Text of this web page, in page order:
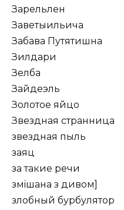
Зарельлен
Заветыильича
Забава Путятишна
Зилдари
Зелба
Зайдеэль
Золотое яйцо
Звездная странница
звездная пыль
заяц
за такие речи
змiшана з дивом]
злобный бурбулятор